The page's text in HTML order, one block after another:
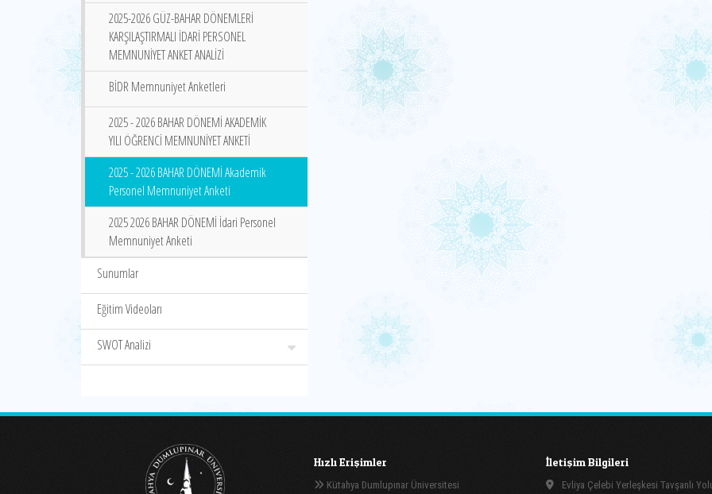
2025-2026 GÜZ-BAHAR DÖNEMLERİ
KARŞILAŞTIRMALI İDARİ PERSONEL
MEMNUNİYET ANKET ANALİZİ
BİDR Memnuniyet Anketleri
2025 - 2026 BAHAR DÖNEMİ AKADEMİK
YILI ÖĞRENCİ MEMNUNİYET ANKETİ
2025 - 2026 BAHAR DÖNEMİ Akademik
Personel Memnuniyet Anketi
2025 2026 BAHAR DÖNEMİ İdari Personel
Memnuniyet Anketi
Sunumlar
Eğitim Videoları
SWOT Analizi
Hızlı Erişimler
Kütahya Dumlupınar Üniversitesi
İletişim Bilgileri
Evliya Çelebi Yerleşkesi Tavşanlı